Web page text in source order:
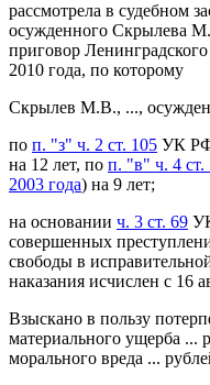
рассмотрела в судебном
осужденного Скрылева
приговор
2010 года, по которому
Скрылев М.В., ...,
по п. "з" ч. 2 ст. 105 УК РФ
на 12 лет, по п. "в" ч. 4 ст.
2003 года) на 9 лет;
на основании ч. 3 ст. 69
совершенных
свободы в
наказания исчислен с 16
Взыскано в пользу
материального ущерба ...
морального вреда ...